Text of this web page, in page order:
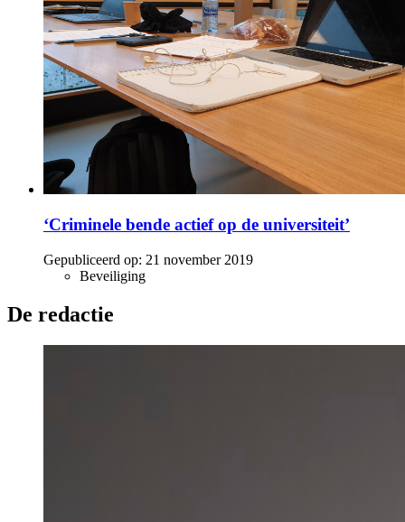
‘Criminele bende actief op de universiteit’
Gepubliceerd op: 21 november 2019
Beveiliging
De redactie